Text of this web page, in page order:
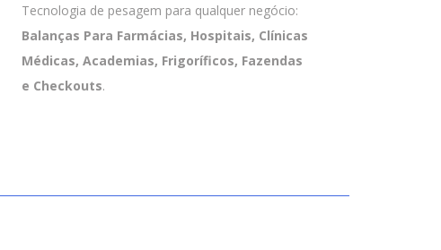
Tecnologia de pesagem para qualquer negócio:
Balanças Para Farmácias, Hospitais, Clínicas
Médicas, Academias, Frigoríficos, Fazendas
e Checkouts.